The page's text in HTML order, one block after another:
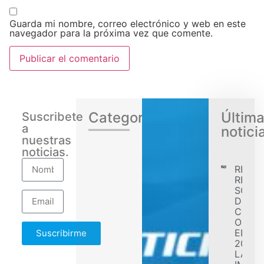
Guarda mi nombre, correo electrónico y web en este
navegador para la próxima vez que comente.
Suscribete
a
nuestras
noticias.
Suscribirme
Categorias
EL
2026
LA